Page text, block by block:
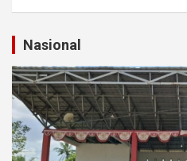
Nasional